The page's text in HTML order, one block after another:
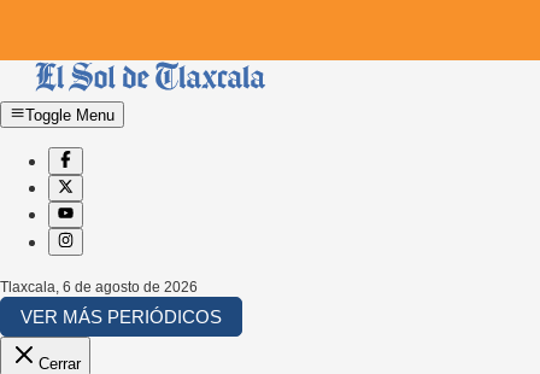
Toggle Menu
Tlaxcala 6 de agosto de 2026
VER MÁS PERIÓDICOS
Cerrar